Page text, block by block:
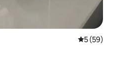
평점 5점(5
5 (59)